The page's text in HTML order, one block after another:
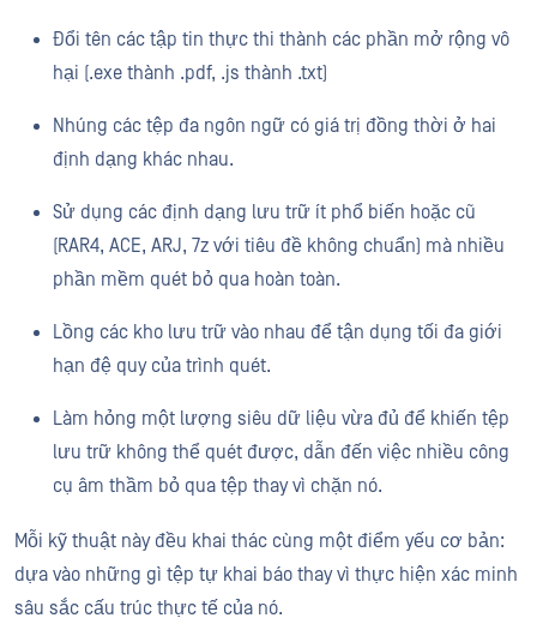
Đổi tên các tập tin thực thi thành các phần mở rộng vô
hại (.exe thành .pdf, .js thành .txt)
Nhúng các tệp đa ngôn ngữ có giá trị đồng thời ở hai
định dạng khác nhau.
Sử dụng các định dạng lưu trữ ít phổ biến hoặc cũ
(RAR4, ACE, ARJ, 7z với tiêu đề không chuẩn) mà nhiều
phần mềm quét bỏ qua hoàn toàn.
Lồng các kho lưu trữ vào nhau để tận dụng tối đa giới
hạn đệ quy của trình quét.
Làm hỏng một lượng siêu dữ liệu vừa đủ để khiến tệp
lưu trữ không thể quét được, dẫn đến việc nhiều công
cụ âm thầm bỏ qua tệp thay vì chặn nó.
Mỗi kỹ thuật này đều khai thác cùng một điểm yếu cơ bản:
dựa vào những gì tệp tự khai báo thay vì thực hiện xác minh
sâu sắc cấu trúc thực tế của nó.